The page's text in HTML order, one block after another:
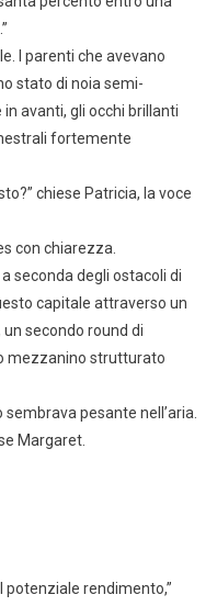
I parenti che avevano
stato di noia semi-
avanti, gli occhi brillanti
fortemente
chiese Patricia, la voce
con chiarezza.
seconda degli ostacoli di
capitale attraverso un
secondo round di
mezzanino strutturato
sembrava pesante nell’aria.
Margaret.
potenziale rendimento,”